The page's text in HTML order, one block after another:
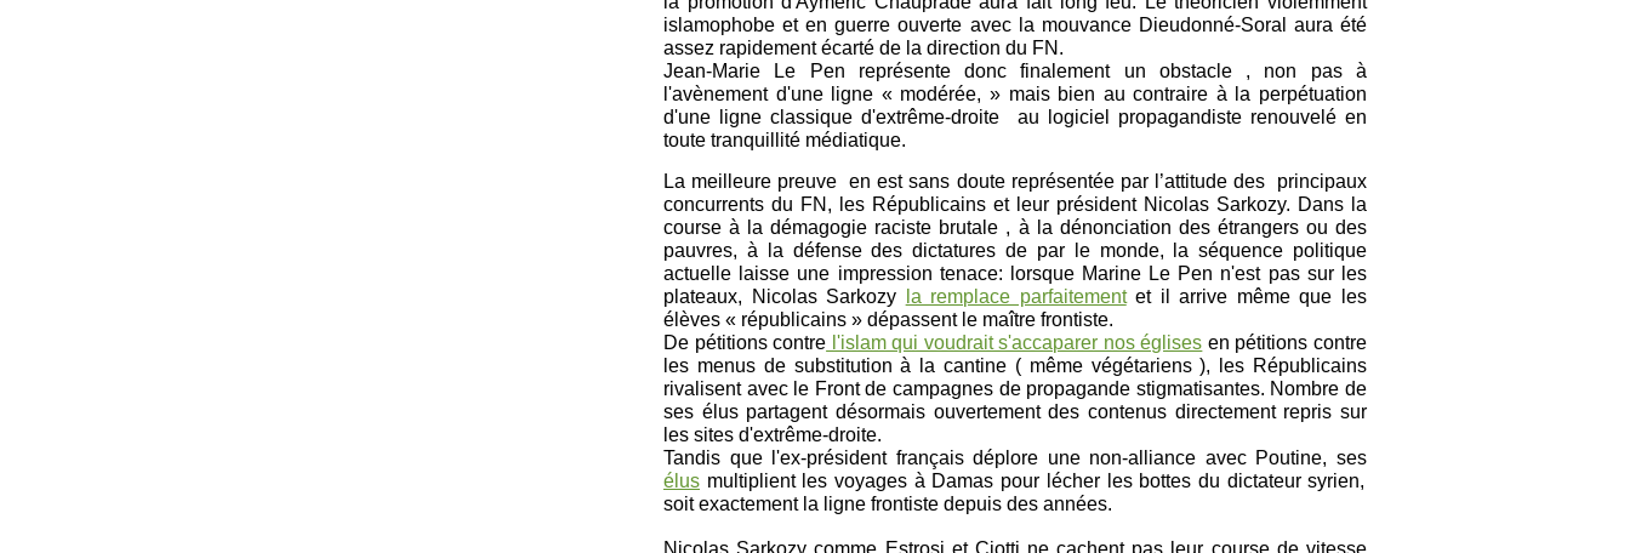
islamophobe et en guerre ouverte avec la mouvance Dieudonné-Soral aura été
assez rapidement écarté de la direction du FN.
Jean-Marie Le Pen représente donc finalement un obstacle , non pas à
l'avènement d'une ligne « modérée, » mais bien au contraire à la perpétuation
d'une ligne classique d'extrême-droite au logiciel propagandiste renouvelé en
toute tranquillité médiatique.
La meilleure preuve en est sans doute représentée par l’attitude des principaux
concurrents du FN, les Républicains et leur président Nicolas Sarkozy. Dans la
course à la démagogie raciste brutale , à la dénonciation des étrangers ou des
pauvres, à la défense des dictatures de par le monde, la séquence politique
actuelle laisse une impression tenace: lorsque Marine Le Pen n'est pas sur les
plateaux, Nicolas Sarkozy
la remplace parfaitementet il arrive même que les
élèves « républicains » dépassent le maître frontiste.
De pétitions contre l'islam qui voudrait s'accaparer nos églises en pétitions contre
les menus de substitution à la cantine ( même végétariens ), les Républicains
rivalisent avec le Front de campagnes de propagande stigmatisantes. Nombre de
ses élus partagent désormais ouvertement des contenus directement repris sur
les sites d'extrême-droite.
Tandis que l'ex-président français déplore une non-alliance avec Poutine, ses
élus multiplient les voyages à Damas pour lécher les bottes du dictateur syrien,
soit exactement la ligne frontiste depuis des années.
Nicolas Sarkozy comme Estrosi et Ciotti ne cachent pas leur course de vitesse